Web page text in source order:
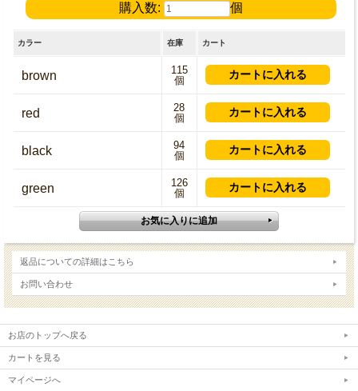
購入数: 個
カラー 在庫 カート
brown
115
個
red
28
個
black
94
個
green
126
個
返品についての詳細はこちら
お問い合わせ
お店のトップへ戻る
カートを見る
マイページへ